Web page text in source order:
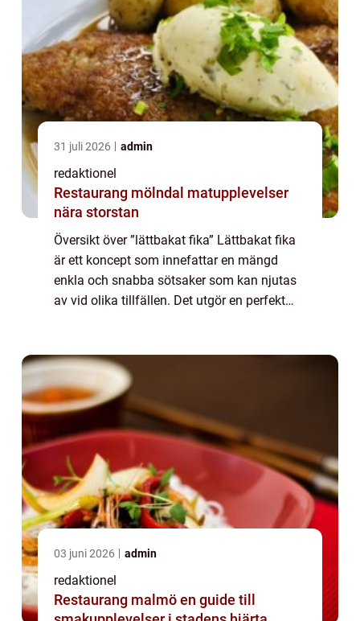
31 juli 2026 admin
redaktionel
Restaurang mölndal matupplevelser
nära storstan
Översikt över ”lättbakat fika” Lättbakat fika
är ett koncept som innefattar en mängd
enkla och snabba sötsaker som kan njutas
av vid olika tillfällen. Det utgör en perfekt
03 juni 2026 admin
redaktionel
Restaurang malmö en guide till